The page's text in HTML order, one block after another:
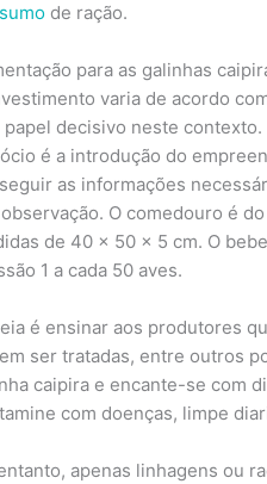
de ração.
para as galinhas
varia de acordo
papel decisivo neste
é a introdução do
as informações
O comedouro é
de 40 x 50 x 5 cm. O
1 a cada 50 aves.
é ensinar aos produtores
ser tratadas, entre outros
caipira e encante-se com
com doenças, limpe
apenas linhagens ou